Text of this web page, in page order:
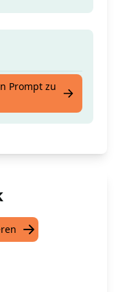
virale Inhalte
Prompt zu